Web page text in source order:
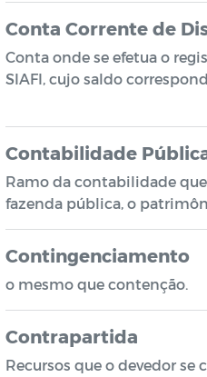
Conta Corrente de
Conta onde se efetua o
SIAFI, cujo saldo
Contabilidade
Ramo da contabilidade
fazenda pública, o
Contingenciamento
o mesmo que contenção.
Contrapartida
Recursos que o devedor